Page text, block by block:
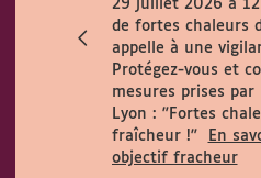
29 juillet 2026 à
de fortes chaleurs
appelle à une
Protégez-vous et
mesures prises par
Lyon : "Fortes
fraîcheur !"
En
objectif fracheur